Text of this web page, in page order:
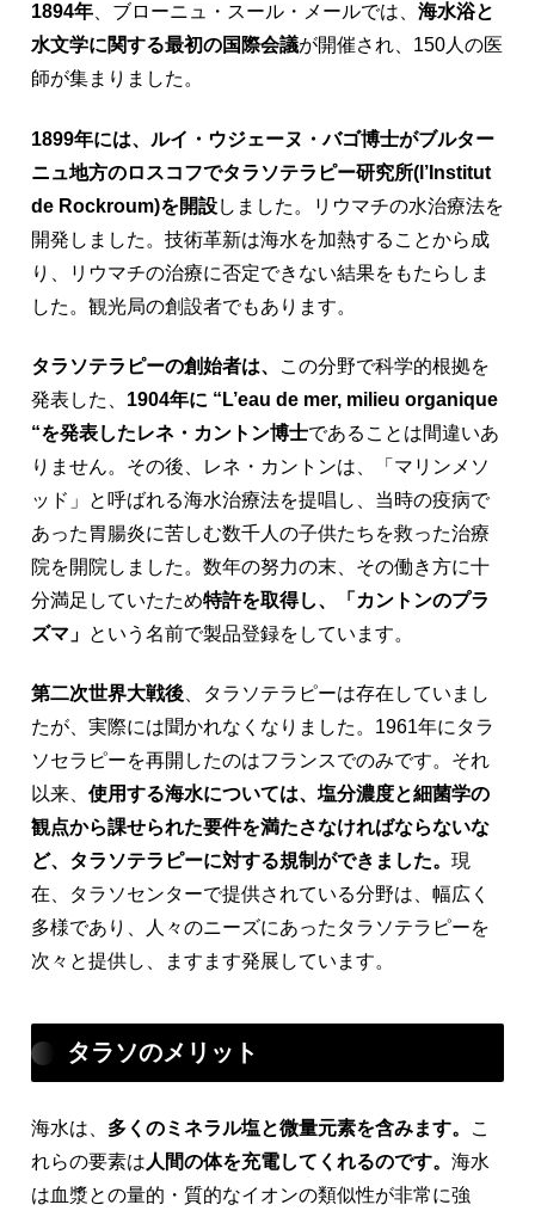
1894年 、ブローニュ・スール・メールでは、 海水浴と
水文学に関する最初の国際会議が開催され、150人の医
師が集まりました。
1899年には、ルイ・ウジェーヌ・バゴ博士がブルター
ニュ地方のロスコフでタラソテラピー研究所(l’Institut
de Rockroum)を開設しました。リウマチの水治療法を
開発しました。技術革新は海水を加熱することから成
り、リウマチの治療に否定できない結果をもたらしま
した。観光局の創設者でもあります。
タラソテラピーの創始者は、
この分野で科学的根拠を
発表した、 1904年に “L’eau de mer, milieu organique
“を発表したレネ・カントン博士であることは間違いあ
りません。その後、レネ・カントンは、「マリンメソ
ッド」と呼ばれる海水治療法を提唱し、当時の疫病で
あった胃腸炎に苦しむ数千人の子供たちを救った治療
院を開院しました。数年の努力の末、その働き方に十
分満足していたため特許を取得し、「カントンのプラ
ズマ」 という名前で製品登録をしています。
第二次世界大戦後 、タラソテラピーは存在していまし
たが、実際には聞かれなくなりました。1961年にタラ
ソセラピーを再開したのはフランスでのみです。それ
以来、 使用する海水については、塩分濃度と細菌学の
観点から課せられた要件を満たさなければならないな
ど、タラソテラピーに対する規制ができました。 現
在、タラソセンターで提供されている分野は、幅広く
多様であり、人々のニーズにあったタラソテラピーを
次々と提供し、ますます発展しています。
タラソのメリット
海水は、 多くのミネラル塩と微量元素を含みます。
こ
れらの要素は 人間の体を充電してくれるのです。 海水
は血漿との量的・質的なイオンの類似性が非常に強